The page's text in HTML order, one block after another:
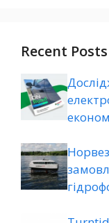
Recent Posts